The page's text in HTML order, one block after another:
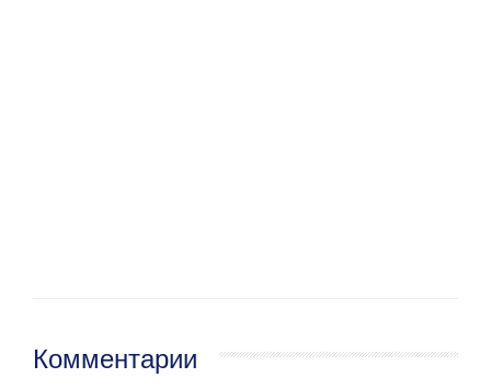
Комментарии